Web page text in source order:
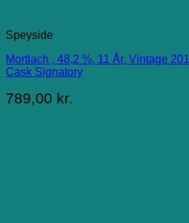
Speyside
Mortlach , 48,2 %, 11 År, Vintage
Cask Signatory
789,00 kr.